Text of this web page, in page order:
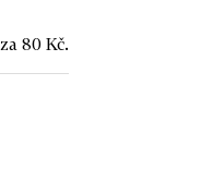
za 80 Kč.